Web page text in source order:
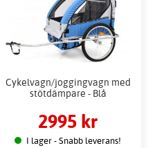
Cykelvagn/joggingvagn med
stötdämpare - Blå
2995 kr
I lager - Snabb leverans!